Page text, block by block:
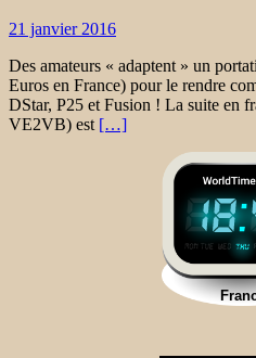
21 janvier 2016
Des amateurs « adaptent » un
Euros en France) pour le rendre
DStar, P25 et Fusion ! La suite en
VE2VB) est […]